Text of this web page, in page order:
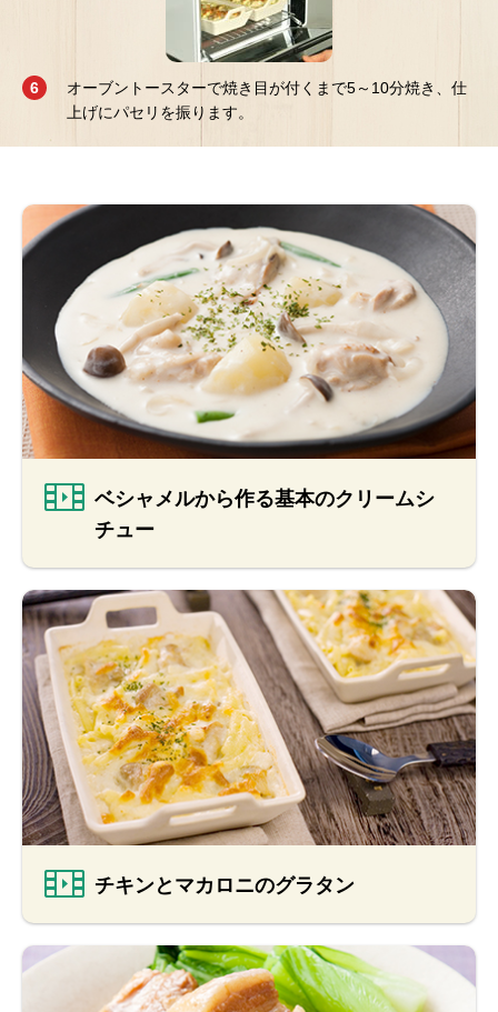
オーブントースターで焼き目が付くまで5～10分焼き、仕
上げにパセリを振ります。
ベシャメルから作る基本のクリームシ
チュー
チキンとマカロニのグラタン